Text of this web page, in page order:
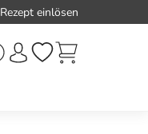
Rezept einlösen